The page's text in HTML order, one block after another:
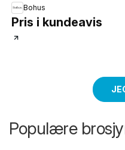
Bohus
Pris i kundeavis
Populære